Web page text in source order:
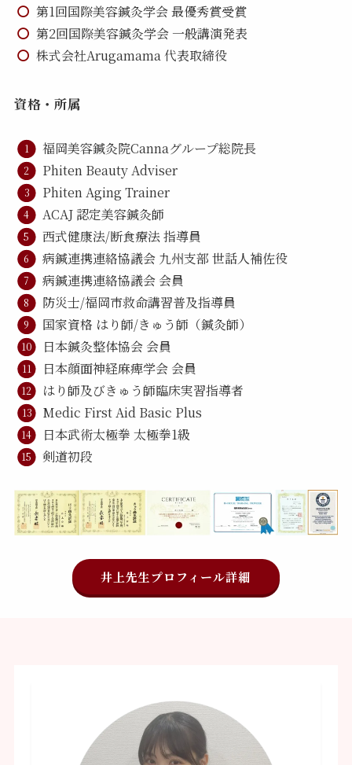
第1回国際美容鍼灸学会 最優秀賞受賞
第2回国際美容鍼灸学会 一般講演発表
株式会社Arugamama 代表取締役
資格・所属
福岡美容鍼灸院Cannaグループ総院長
Phiten Beauty Adviser
Phiten Aging Trainer
ACAJ 認定美容鍼灸師
西式健康法/断食療法 指導員
病鍼連携連絡協議会 九州支部 世話人補佐役
病鍼連携連絡協議会 会員
防災士/福岡市救命講習普及指導員
国家資格 はり師/きゅう師（鍼灸師）
日本鍼灸整体協会 会員
日本顔面神経麻痺学会 会員
はり師及びきゅう師臨床実習指導者
Medic First Aid Basic Plus
日本武術太極拳 太極拳1級
剣道初段
井上先生プロフィール詳細